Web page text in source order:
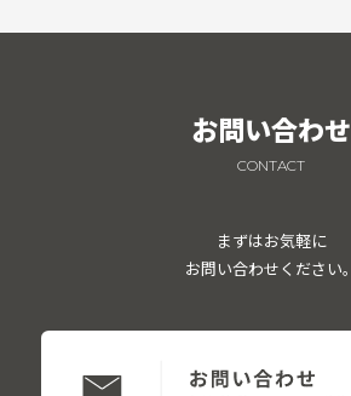
お問い合わせ
CONTACT
まずはお気軽に
お問い合わせください。